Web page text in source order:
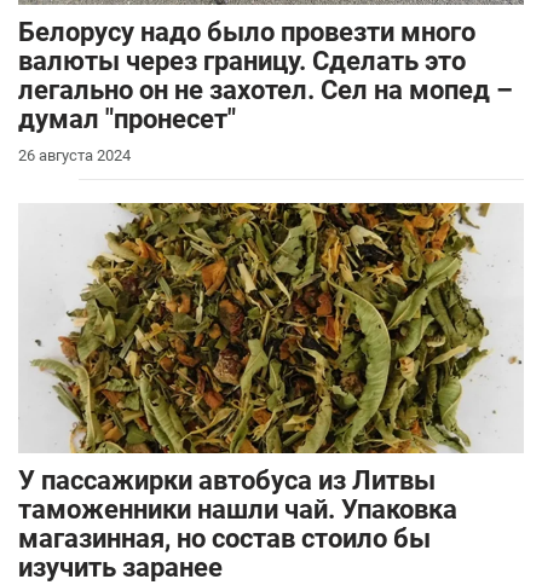
Белорусу надо было провезти много
валюты через границу. Сделать это
легально он не захотел. Сел на мопед –
думал "пронесет"
26 августа 2024
У пассажирки автобуса из Литвы
таможенники нашли чай. Упаковка
магазинная, но состав стоило бы
изучить заранее